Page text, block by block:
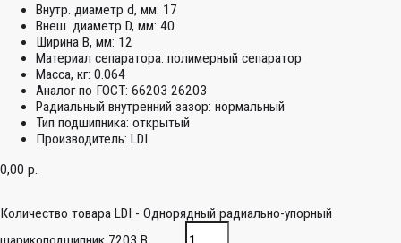
Внутр. диаметр d, мм: 17
Внеш. диаметр D, мм: 40
Ширина B, мм: 12
Материал сепаратора: полимерный сепаратор
Масса, кг: 0.064
Аналог по ГОСТ: 66203 26203
Радиальный внутренний зазор: нормальный
Тип подшипника: открытый
Производитель: LDI
0,00 р.
Количество товара LDI - Однорядный радиально-упорный